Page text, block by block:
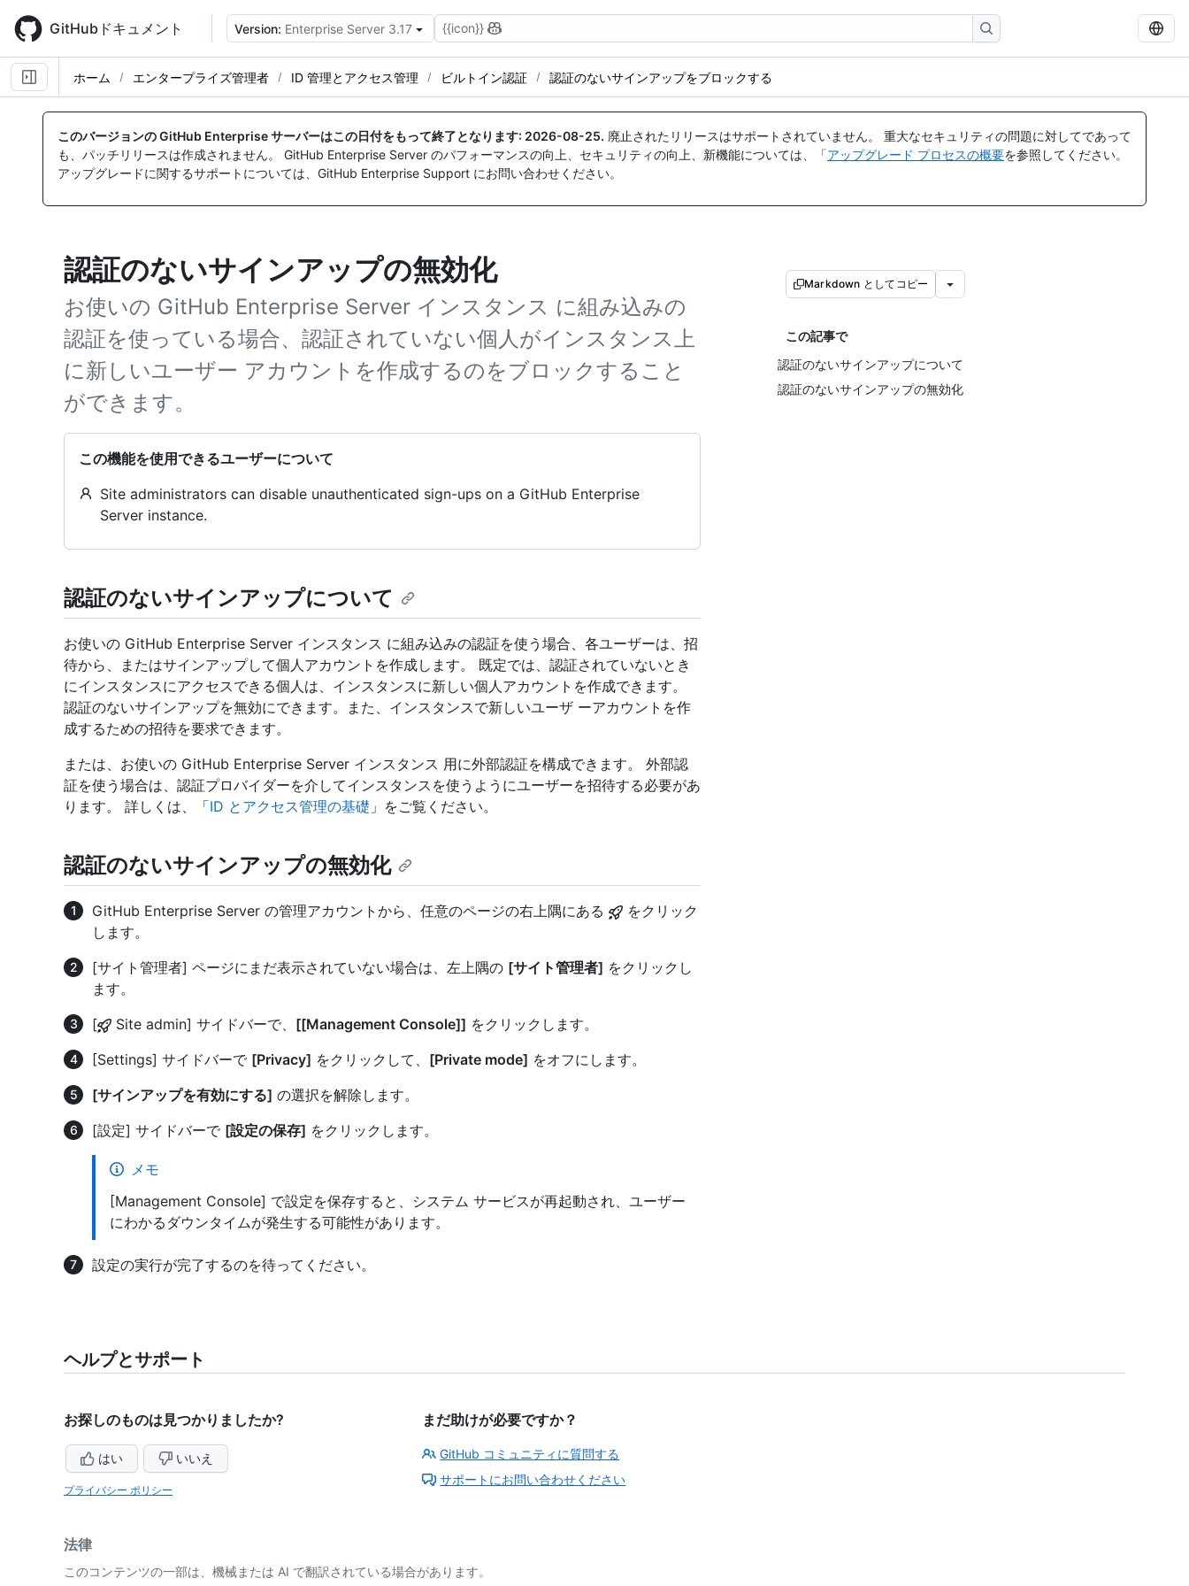
main
content
GitHubドキュメント Version: Enterprise Server 3.17 {{icon}}
ホーム エンタープライズ管理者 ID 管理とアクセス管理 ビルトイン認証 認証のないサインアップをブロックする
このバージョンの GitHub Enterprise サーバーはこの日付をもって終了となります: 2026-08-25. 廃止されたリリースはサポートされていません。 重大なセキュリティの問題に対してであって
も、パッチリリースは作成されません。 GitHub Enterprise Server のパフォーマンスの向上、セキュリティの向上、新機能については、「アップグレード プロセスの概要を参照してください。
アップグレードに関するサポートについては、GitHub Enterprise Support にお問い合わせください。
認証のないサインアップの無効化
お使いの GitHub Enterprise Server インスタンス に組み込みの
認証を使っている場合、認証されていない個人がインスタンス上
に新しいユーザー アカウントを作成するのをブロックすること
ができます。
この機能を使用できるユーザーについて
Site administrators can disable unauthenticated sign-ups on a GitHub Enterprise
Server instance.
Markdown としてコピー
この記事で
認証のないサインアップについて
認証のないサインアップの無効化
認証のないサインアップについて
お使いの GitHub Enterprise Server インスタンス に組み込みの認証を使う場合、各ユーザーは、招
待から、またはサインアップして個人アカウントを作成します。 既定では、認証されていないとき
にインスタンスにアクセスできる個人は、インスタンスに新しい個人アカウントを作成できます。
認証のないサインアップを無効にできます。また、インスタンスで新しいユーザ ーアカウントを作
成するための招待を要求できます。
または、お使いの GitHub Enterprise Server インスタンス 用に外部認証を構成できます。 外部認
証を使う場合は、認証プロバイダーを介してインスタンスを使うようにユーザーを招待する必要があ
ります。 詳しくは、「ID とアクセス管理の基礎 」をご覧ください。
認証のないサインアップの無効化
GitHub Enterprise Server の管理アカウントから、任意のページの右上隅にある
をクリック
します。
[サイト管理者] ページにまだ表示されていない場合は、左上隅の [サイト管理者] をクリックし
ます。
[
Site admin] サイドバーで、 [[Management Console]] をクリックします。
[Settings] サイドバーで [Privacy] をクリックして、 [Private mode] をオフにします。
[サインアップを有効にする] の選択を解除します。
[設定] サイドバーで [設定の保存] をクリックします。
メモ
[Management Console] で設定を保存すると、システム サービスが再起動され、ユーザー
にわかるダウンタイムが発生する可能性があります。
設定の実行が完了するのを待ってください。
ヘルプとサポート
お探しのものは見つかりましたか?
はい いいえ
プライバシー ポリシー
まだ助けが必要ですか？
GitHub コミュニティに質問する
サポートにお問い合わせください
法律
このコンテンツの一部は、機械または AI で翻訳されている場合があります。